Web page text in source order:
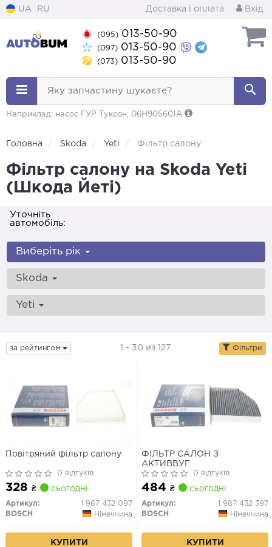
UA RU Доставка і оплата Вхід
(095) 013-50-90
(097) 013-50-90
(073) 013-50-90
Яку запчастину шукаєте?
Наприклад: насос ГУР Туксон, 06H905601A
Головна Skoda Yeti Фільтр салону
Фільтр салону на Skoda Yeti
(Шкода Йеті)
Уточніть
автомобіль:
Виберіть рік
Skoda
Yeti
за рейтингом 1 - 30 из 127 Фільтри
Повітряний фільтр салону
0 відгуків
328 ₴ сьогодні
Артикул:
1 987 432 097
BOSCH
Німеччина
КУПИТИ
ФІЛЬТР САЛОН З
АКТИВВУГ
0 відгуків
484 ₴ сьогодні
Артикул:
1 987 432 397
BOSCH
Німеччина
КУПИТИ